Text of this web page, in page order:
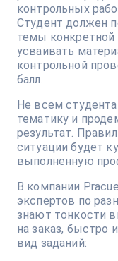
контрольных
Студент должен
темы
усваивать
контрольной
балл.
Не всем
тематику и
результат.
ситуации будет
выполненную
В компании
экспертов по
знают тонкости
на заказ, быстро
вид заданий: